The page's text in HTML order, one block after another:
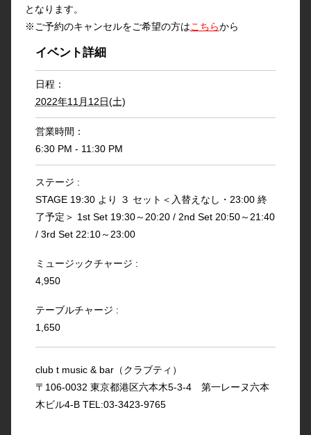
となります。
※ご予約のキャンセルをご希望の方はこちらから
イベント詳細
日程：
2022年11月12日(土)
営業時間：
6:30 PM - 11:30 PM
ステージ :
STAGE 19:30 より ３ セット＜入替えなし・23:00 終
了予定＞ 1st Set 19:30～20:20 / 2nd Set 20:50～21:40
/ 3rd Set 22:10～23:00
ミュージックチャージ :
4,950
テーブルチャージ :
1,650
club t music & bar（クラブティ）
〒106-0032 東京都港区六本木5-3-4 第一レーヌ六本
木ビル4-B TEL:03-3423-9765